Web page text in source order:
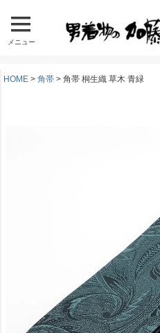
メニュー
HOME 角帯 角帯 桐生織 草木 青緑